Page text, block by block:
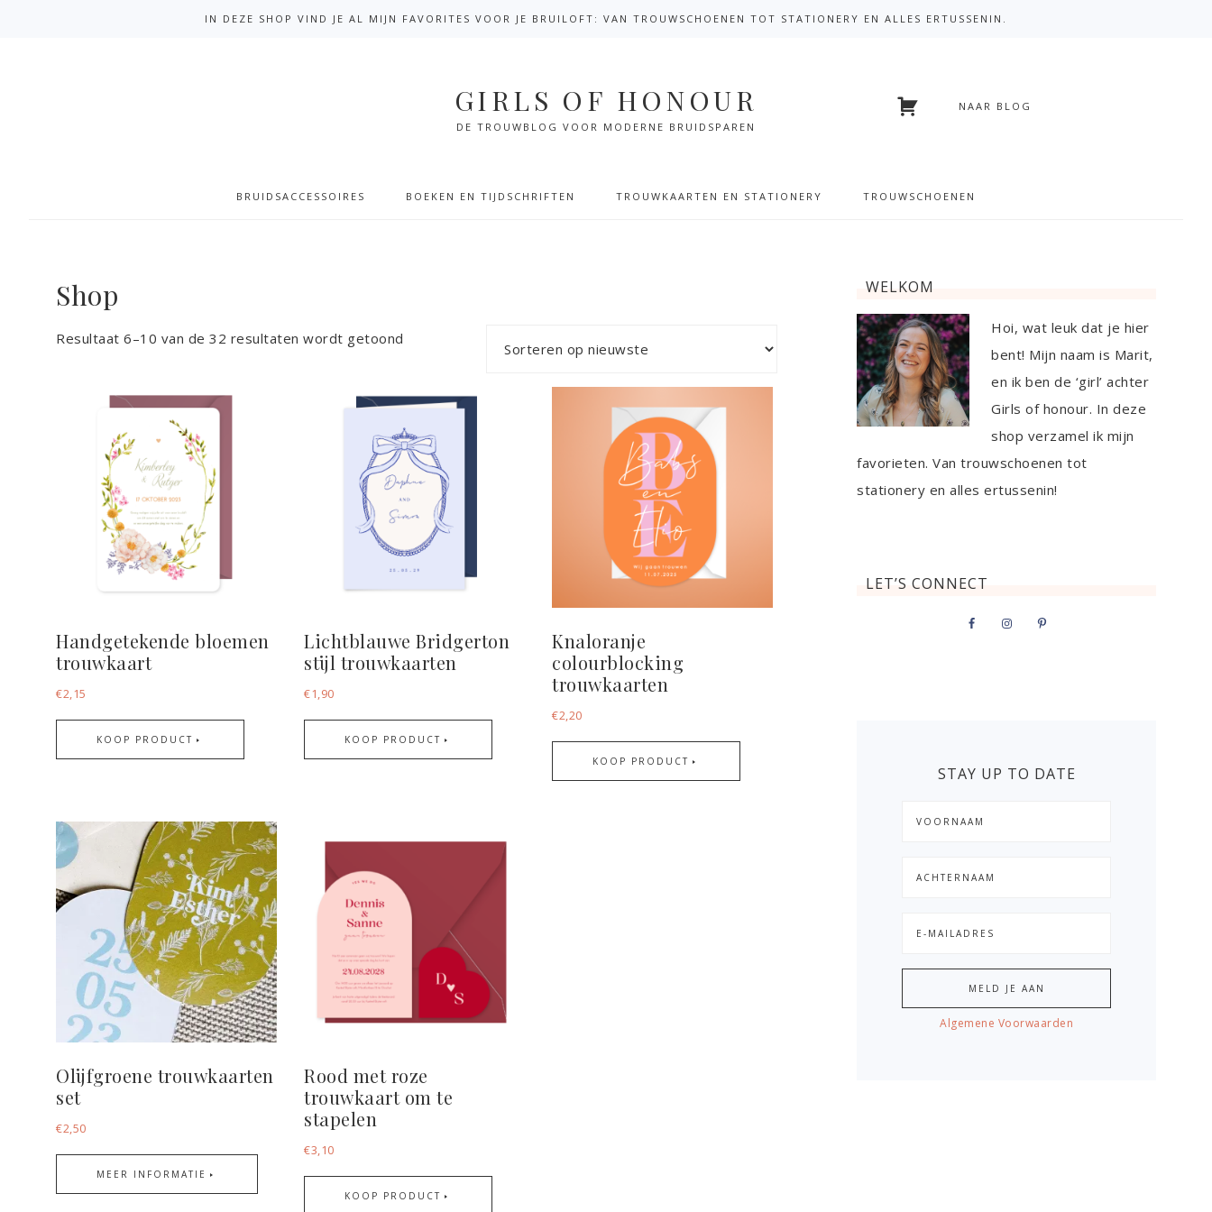
IN DEZE SHOP VIND JE AL MIJN FAVORITES VOOR JE BRUILOFT: VAN TROUWSCHOENEN TOT STATIONERY EN ALLES ERTUSSENIN.
NAAR BLOG
GIRLS OF HONOUR
BRUIDSACCESSOIRES BOEKEN EN TIJDSCHRIFTEN TROUWKAARTEN EN STATIONERY TROUWSCHOENEN
Shop
Resultaat 6–10 van de 32 resultaten wordt getoond
Handgetekende bloemen
trouwkaart
€2,15
KOOP PRODUCT
Lichtblauwe Bridgerton
stijl trouwkaarten
€1,90
KOOP PRODUCT
Knaloranje
colourblocking
trouwkaarten
€2,20
KOOP PRODUCT
Olijfgroene trouwkaarten
set
€2,50
MEER INFORMATIE
Rood met roze
trouwkaart om te
stapelen
€3,10
KOOP PRODUCT
WELKOM
Hoi, wat leuk dat je hier
bent! Mijn naam is Marit,
en ik ben de ‘girl’ achter
Girls of honour. In deze
shop verzamel ik mijn
favorieten. Van trouwschoenen tot
stationery en alles ertussenin!
LET’S CONNECT
STAY UP TO DATE
Algemene Voorwaarden